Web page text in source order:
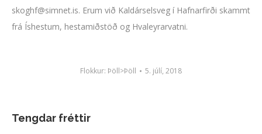
skoghf@simnet.is. Erum við Kaldárselsveg í Hafnarfirði skammt
frá Íshestum, hestamiðstöð og Hvaleyrarvatni.
Flokkur: Þöll>Þöll 5. júlí, 2018
Tengdar fréttir